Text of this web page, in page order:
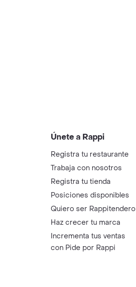
Únete a Rappi
Registra tu restaurante
Trabaja con nosotros
Registra tu tienda
Posiciones disponibles
Quiero ser Rappitendero
Haz crecer tu marca
Incrementa tus ventas
con Pide por Rappi